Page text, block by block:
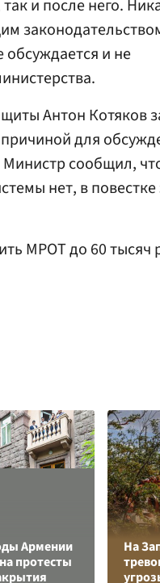
и после него.
и не
Антон Котяков
для
сообщил,
нет, в повестке
МРОТ до 60 тысяч
Армении
протесты
На